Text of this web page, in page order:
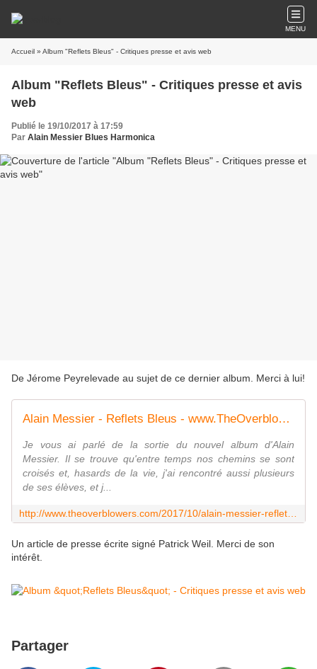
MENU
Accueil » Album "Reflets Bleus" - Critiques presse et avis web
Album "Reflets Bleus" - Critiques presse et avis
web
Publié le 19/10/2017 à 17:59
Par Alain Messier Blues Harmonica
De Jérome Peyrelevade au sujet de ce dernier album. Merci à lui!
Alain Messier - Reflets Bleus - www.TheOverblowers.com
Je vous ai parlé de la sortie du nouvel album d'Alain
Messier. Il se trouve qu'entre temps nos chemins se sont
croisés et, hasards de la vie, j'ai rencontré aussi plusieurs
de ses élèves, et j...
Un article de presse écrite signé Patrick Weil. Merci de son
intérêt.
Partager